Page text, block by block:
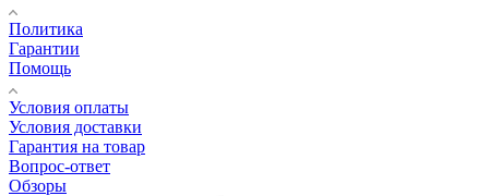
Политика
Гарантии
Помощь
Условия оплаты
Условия доставки
Гарантия на товар
Вопрос-ответ
Обзоры